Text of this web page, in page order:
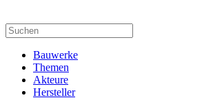
Bauwerke
Themen
Akteure
Hersteller